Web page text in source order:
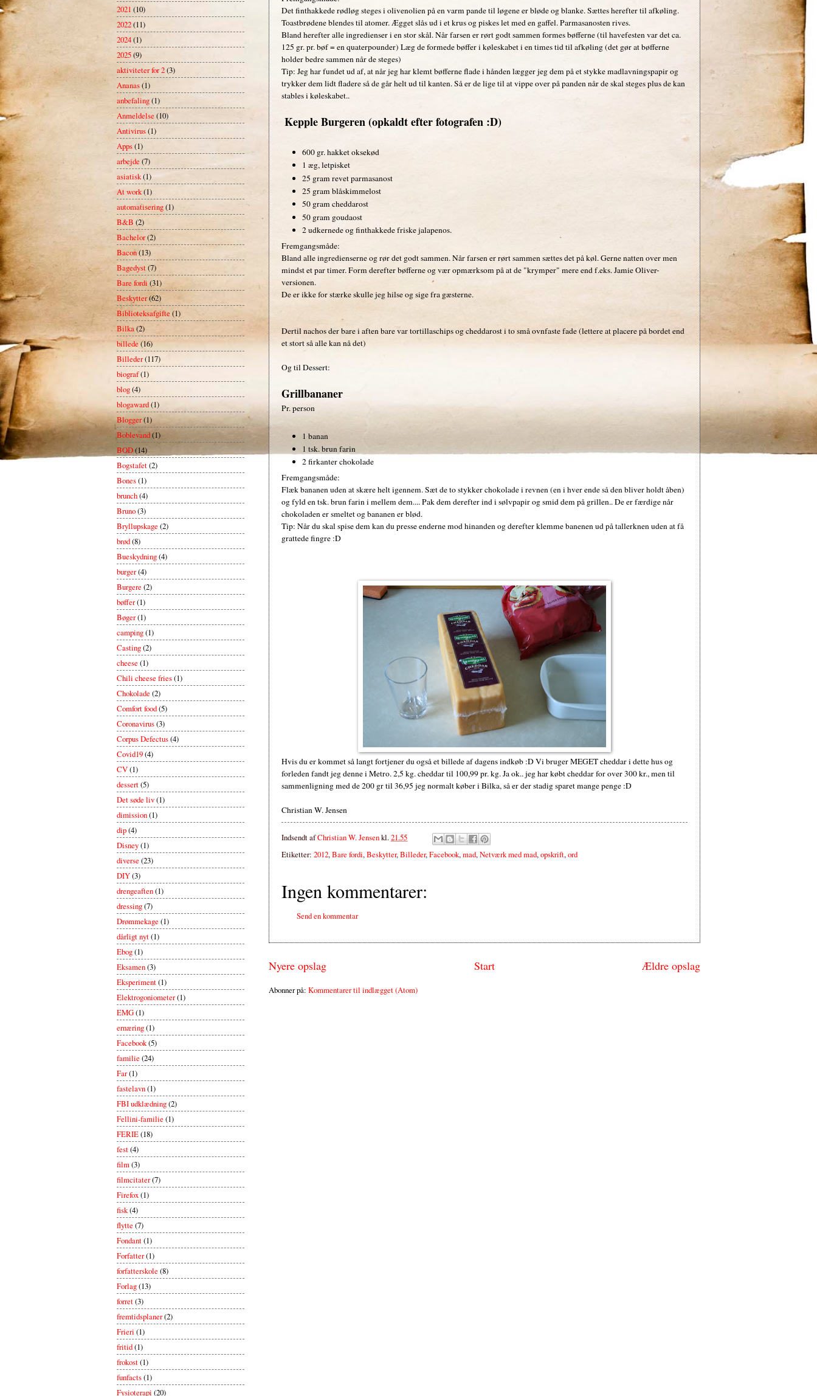
Det finthakkede rødløg steges i olivenolien på en varm pande til løgene er bløde og blanke. Sættes herefter til afkøling.
Toastbrødene blendes til atomer. Ægget slås ud i et krus og piskes let med en gaffel. Parmasanosten rives.
Bland herefter alle ingredienser i en stor skål. Når farsen er rørt godt sammen formes bøfferne (til havefesten var det ca.
125 gr. pr. bøf = en quaterpounder) Læg de formede bøffer i køleskabet i en times tid til afkøling (det gør at bøfferne
holder bedre sammen når de steges)
Tip: Jeg har fundet ud af, at når jeg har klemt bøfferne flade i hånden lægger jeg dem på et stykke madlavningspapir og
trykker dem lidt fladere så de går helt ud til kanten. Så er de lige til at vippe over på panden når de skal steges plus de kan
stables i køleskabet..
Kepple Burgeren (opkaldt efter fotografen :D)
600 gr. hakket oksekød
1 æg, letpisket
25 gram revet parmasanost
25 gram blåskimmelost
50 gram cheddarost
50 gram goudaost
2 udkernede og finthakkede friske jalapenos.
Fremgangsmåde:
Bland alle ingredienserne og rør det godt sammen. Når farsen er rørt sammen sættes det på køl. Gerne natten over men
mindst et par timer. Form derefter bøfferne og vær opmærksom på at de "krymper" mere end f.eks. Jamie Oliver-
versionen.
De er ikke for stærke skulle jeg hilse og sige fra gæsterne.
Dertil nachos der bare i aften bare var tortillaschips og cheddarost i to små ovnfaste fade (lettere at placere på bordet end
et stort så alle kan nå det)
Og til Dessert:
Grillbananer
Pr. person
1 banan
1 tsk. brun farin
2 firkanter chokolade
Fremgangsmåde:
Flæk bananen uden at skære helt igennem. Sæt de to stykker chokolade i revnen (en i hver ende så den bliver holdt åben)
og fyld en tsk. brun farin i mellem dem.... Pak dem derefter ind i sølvpapir og smid dem på grillen.. De er færdige når
chokoladen er smeltet og bananen er blød.
Tip: Når du skal spise dem kan du presse enderne mod hinanden og derefter klemme banenen ud på tallerknen uden at få
grattede fingre :D
Hvis du er kommet så langt fortjener du også et billede af dagens indkøb :D Vi bruger MEGET cheddar i dette hus og
forleden fandt jeg denne i Metro. 2,5 kg. cheddar til 100,99 pr. kg. Ja ok.. jeg har købt cheddar for over 300 kr., men til
sammenligning med de 200 gr til 36,95 jeg normalt køber i Bilka, så er der stadig sparet mange penge :D
Christian W. Jensen
Indsendt afChristian W. Jensenkl.21.55
Etiketter: 2012, Bare fordi, Beskytter, Billeder, Facebook, mad, Netværk med mad, opskrift, ord
Ingen kommentarer:
Send en kommentar
Nyere opslag Ældre opslag
Start
Abonner på: Kommentarer til indlægget (Atom)
2021 (10)
2022(11)
2024(1)
2025(9)
aktiviteter for 2(3)
Ananas(1)
anbefaling(1)
Anmeldelse(10)
Antivirus(1)
Apps(1)
arbejde (7)
asiatisk(1)
At work(1)
automatisering(1)
B&B (2)
Bachelor(2)
Bacon(13)
Bagedyst(7)
Bare fordi (31)
Beskytter(62)
Biblioteksafgifte (1)
Bilka(2)
billede (16)
Billeder(117)
biograf(1)
blog(4)
blogaward(1)
Blogger(1)
Boblevand(1)
BOD(14)
Bogstafet(2)
Bones(1)
brunch(4)
Bruno(3)
Bryllupskage(2)
brød(8)
Bueskydning(4)
burger(4)
Burgere(2)
bøffer(1)
Bøger(1)
camping(1)
Casting(2)
cheese(1)
Chili cheese fries(1)
Chokolade(2)
Comfort food(5)
Coronavirus(3)
Corpus Defectus(4)
Covid19(4)
CV(1)
dessert(5)
Det søde liv(1)
dimission(1)
dip(4)
Disney(1)
diverse(23)
DIY(3)
drengeaften(1)
dressing(7)
Drømmekage(1)
dårligt nyt(1)
Ebog(1)
Eksamen(3)
Eksperiment(1)
Elektrogoniometer(1)
EMG(1)
ernæring(1)
Facebook(5)
familie(24)
Far(1)
fastelavn(1)
FBI udklædning(2)
Fellini-familie(1)
FERIE(18)
fest(4)
film(3)
filmcitater(7)
Firefox(1)
fisk(4)
flytte(7)
Fondant(1)
Forfatter(1)
forfatterskole(8)
Forlag(13)
forret(3)
fremtidsplaner(2)
Frieri (1)
fritid(1)
frokost(1)
funfacts(1)
Fysioterapi (20)